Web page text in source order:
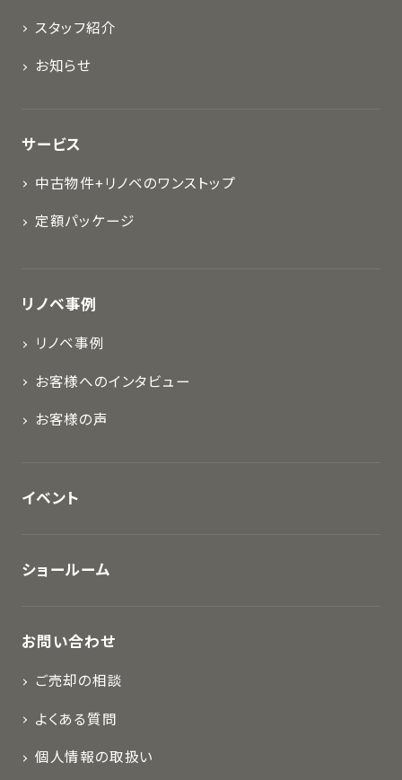
スタッフ紹介
お知らせ
サービス
中古物件+リノベのワンストップ
定額パッケージ
リノベ事例
リノベ事例
お客様へのインタビュー
お客様の声
イベント
ショールーム
お問い合わせ
ご売却の相談
よくある質問
個人情報の取扱い